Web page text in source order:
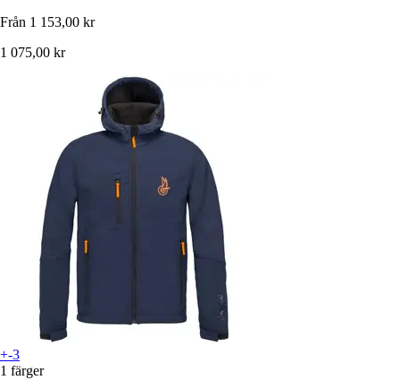
Från 1 153,00 kr
1 075,00 kr
+-3
1 färger